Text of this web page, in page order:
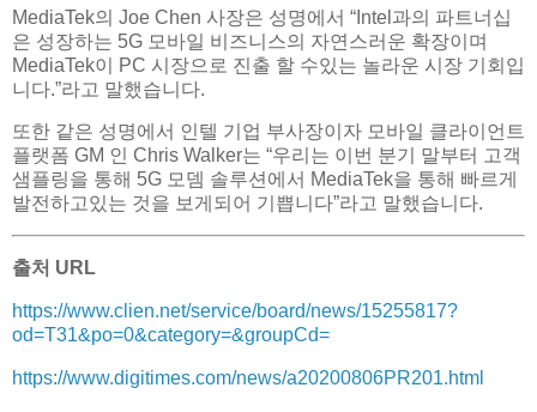
MediaTek의 Joe Chen 사장은 성명에서 “Intel과의 파트너십
은 성장하는 5G 모바일 비즈니스의 자연스러운 확장이며
MediaTek이 PC 시장으로 진출 할 수있는 놀라운 시장 기회입
니다.”라고 말했습니다.
또한 같은 성명에서 인텔 기업 부사장이자 모바일 클라이언트
플랫폼 GM 인 Chris Walker는 “우리는 이번 분기 말부터 고객
샘플링을 통해 5G 모뎀 솔루션에서 MediaTek을 통해 빠르게
발전하고있는 것을 보게되어 기쁩니다”라고 말했습니다.
출처 URL
https://www.clien.net/service/board/news/15255817?
od=T31&po=0&category=&groupCd=
https://www.digitimes.com/news/a20200806PR201.html